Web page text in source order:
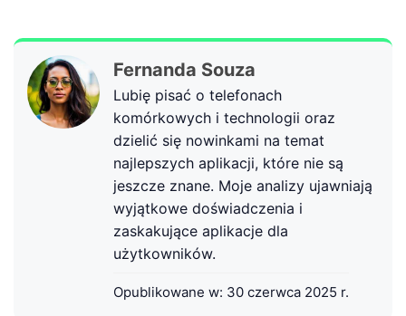
Fernanda Souza
Lubię pisać o telefonach
komórkowych i technologii oraz
dzielić się nowinkami na temat
najlepszych aplikacji, które nie są
jeszcze znane. Moje analizy ujawniają
wyjątkowe doświadczenia i
zaskakujące aplikacje dla
użytkowników.
Opublikowane w: 30 czerwca 2025 r.